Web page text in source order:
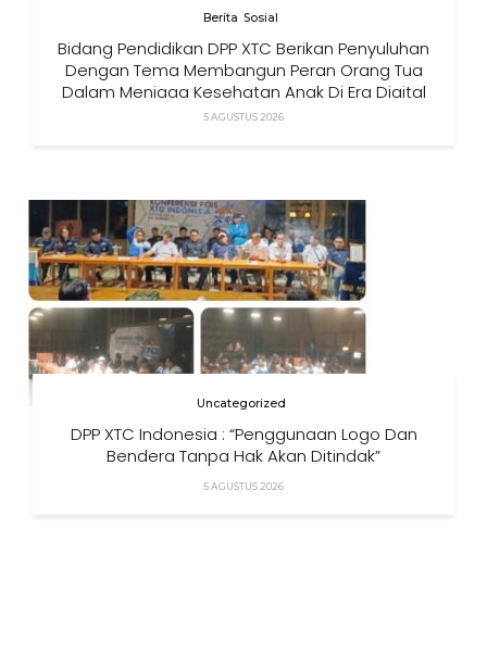
Berita Sosial
Bidang Pendidikan DPP XTC Berikan Penyuluhan
Dengan Tema Membangun Peran Orang Tua
Dalam Menjaga Kesehatan Anak Di Era Digital
5 AGUSTUS 2026
Uncategorized
DPP XTC Indonesia : “Penggunaan Logo Dan
Bendera Tanpa Hak Akan Ditindak”
5 AGUSTUS 2026